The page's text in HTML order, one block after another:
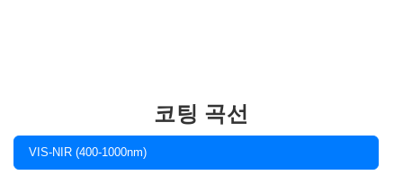
코팅 곡선
VIS-NIR (400-1000nm)